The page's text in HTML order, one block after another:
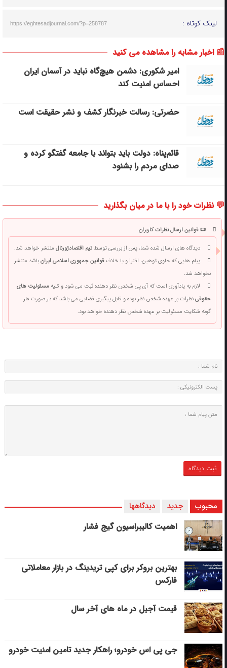
لینک کوتاه : https://eghtesadjournal.com/?p=258787
📰 اخبار مشابه را مشاهده می کنید
امیر شکوری: دشمن هیچ‌گاه نباید در آسمان ایران
احساس امنیت کند
حضرتی: رسالت خبرنگار کشف و نشر حقیقت است
قائم‌پناه: دولت باید بتواند با جامعه گفتگو کرده و
صدای مردم را بشنود
💬 نظرات خود را با ما در میان بگذارید
📜 قوانین ارسال نظرات کاربران
دیدگاه های ارسال شده شما، پس از بررسی توسطتیم اقتصادژورنالمنتشر خواهد شد.
پیام هایی که حاوی توهین، افترا و یا خلافقوانین جمهوری اسلامی ایرانباشد منتشر
نخواهد شد.
لازم به یادآوری است که آی پی شخص نظر دهنده ثبت می شود و کلیهمسئولیت های
حقوقینظرات بر عهده شخص نظر بوده و قابل پیگیری قضایی می باشد که در صورت هر
گونه شکایت مسئولیت بر عهده شخص نظر دهنده خواهد بود.
محبوب جدید دیدگاهها
اهمیت کالیبراسیون گیج فشار
بهترین بروکر برای کپی‌ تریدینگ در بازار معاملاتی
فارکس
قیمت آجیل در ماه های آخر سال
جی پی اس خودرو؛ راهکار جدید تامین امنیت خودرو